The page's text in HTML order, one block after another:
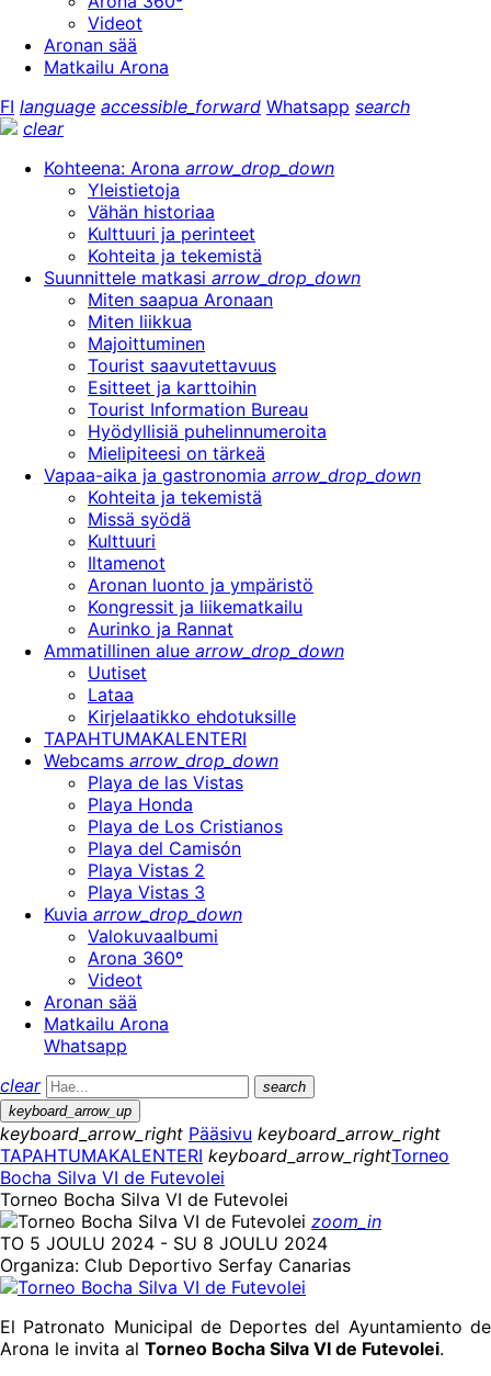
Videot
Aronan sää
Matkailu Arona
FI language accessible_forward Whatsapp search
clear
Kohteena: Arona arrow_drop_down
Yleistietoja
Vähän historiaa
Kulttuuri ja perinteet
Kohteita ja tekemistä
Suunnittele matkasi arrow_drop_down
Miten saapua Aronaan
Miten liikkua
Majoittuminen
Tourist saavutettavuus
Esitteet ja karttoihin
Tourist Information Bureau
Hyödyllisiä puhelinnumeroita
Mielipiteesi on tärkeä
Vapaa-aika ja gastronomia arrow_drop_down
Kohteita ja tekemistä
Missä syödä
Kulttuuri
Iltamenot
Aronan luonto ja ympäristö
Kongressit ja liikematkailu
Aurinko ja Rannat
Ammatillinen alue arrow_drop_down
Uutiset
Lataa
Kirjelaatikko ehdotuksille
TAPAHTUMAKALENTERI
Webcams arrow_drop_down
Playa de las Vistas
Playa Honda
Playa de Los Cristianos
Playa del Camisón
Playa Vistas 2
Playa Vistas 3
Kuvia arrow_drop_down
Valokuvaalbumi
Arona 360º
Videot
Aronan sää
Matkailu Arona
Whatsapp
clear
search
keyboard_arrow_up
keyboard_arrow_right Pääsivu keyboard_arrow_right
TAPAHTUMAKALENTERI keyboard_arrow_rightTorneo
Bocha Silva VI de Futevolei
Torneo Bocha Silva VI de Futevolei
zoom_in
TO 5 JOULU 2024 - SU 8 JOULU 2024
Organiza: Club Deportivo Serfay Canarias
El Patronato Municipal de Deportes del Ayuntamiento de
Arona le invita al Torneo Bocha Silva VI de Futevolei.